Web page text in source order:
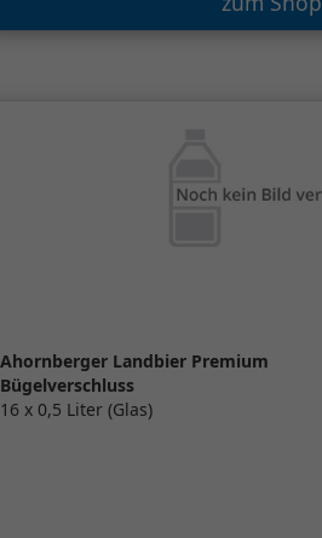
Ahornberger Landbier Premium
Bügelverschluss
16 x 0,5 Liter (Glas)